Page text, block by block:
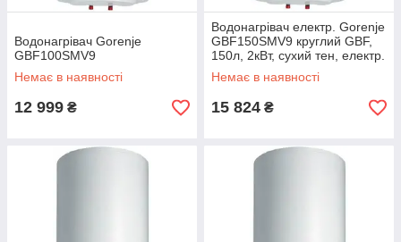
Водонагрівач Gorenje
GBF100SMV9
Немає в наявності
12 999 ₴
Водонагрівач електр. Gorenje
GBF150SMV9 круглий GBF,
150л, 2кВт, сухий тен, електр.
кер-ння, C, білий
Немає в наявності
15 824 ₴